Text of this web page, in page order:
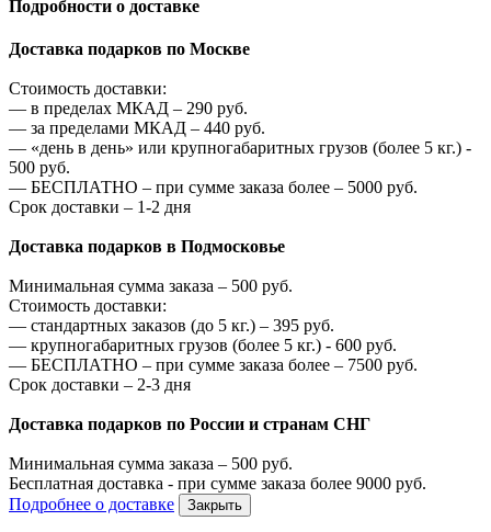
Подробности о доставке
Доставка подарков по Москве
Стоимость доставки:
— в пределах МКАД – 290 руб.
— за пределами МКАД – 440 руб.
— «день в день» или крупногабаритных грузов (более 5 кг.) -
500 руб.
— БЕСПЛАТНО – при сумме заказа более – 5000 руб.
Срок доставки – 1-2 дня
Доставка подарков в Подмосковье
Минимальная сумма заказа – 500 руб.
Стоимость доставки:
— стандартных заказов (до 5 кг.) – 395 руб.
— крупногабаритных грузов (более 5 кг.) - 600 руб.
— БЕСПЛАТНО – при сумме заказа более – 7500 руб.
Срок доставки – 2-3 дня
Доставка подарков по России и странам СНГ
Минимальная сумма заказа – 500 руб.
Бесплатная доставка - при сумме заказа более 9000 руб.
Подробнее о доставке
Закрыть